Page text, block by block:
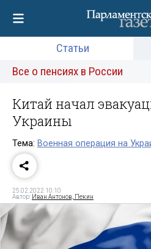
Статьи
Все о пенсиях в России
Китай начал
Украины
Тема: Военная операция на
25.02.2022 10:10
Автор: Иван Антонов, Пекин